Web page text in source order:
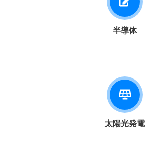
半導体
太陽光発電